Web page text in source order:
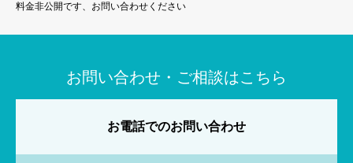
料金非公開です、お問い合わせください
お問い合わせ・ご相談はこちら
お電話でのお問い合わせ